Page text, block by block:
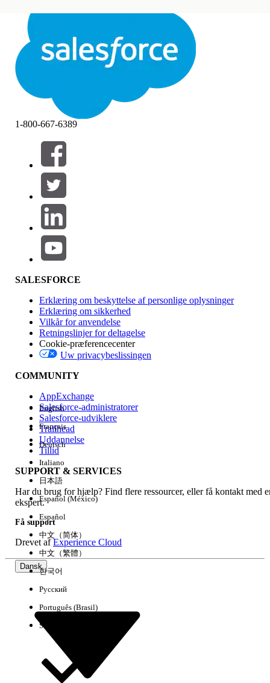
Luk
Filtrer efter (0)
VÆLG FILTRE
Produktområde
Funktionspåvirkning
Version
Experience
Ryd alle Udført
1-800-667-6389
SALESFORCE
Erklæring om beskyttelse af personlige oplysninger
Erklæring om sikkerhed
Vilkår for anvendelse
Retningslinjer for deltagelse
Cookie-præferencecenter
Uw privacybeslissingen
COMMUNITY
AppExchange
Salesforce-administratorer
Salesforce-udviklere
Trailhead
Uddannelse
Tillid
SUPPORT & SERVICES
Har du brug for hjælp? Find flere ressourcer, eller få kontakt med
ekspert.
Få support
Drevet afExperience Cloud
Dansk
English
Français
Deutsch
Italiano
日本語
Español (México)
Español
中文（简体）
中文（繁體）
한국어
Русский
Português (Brasil)
Suomi